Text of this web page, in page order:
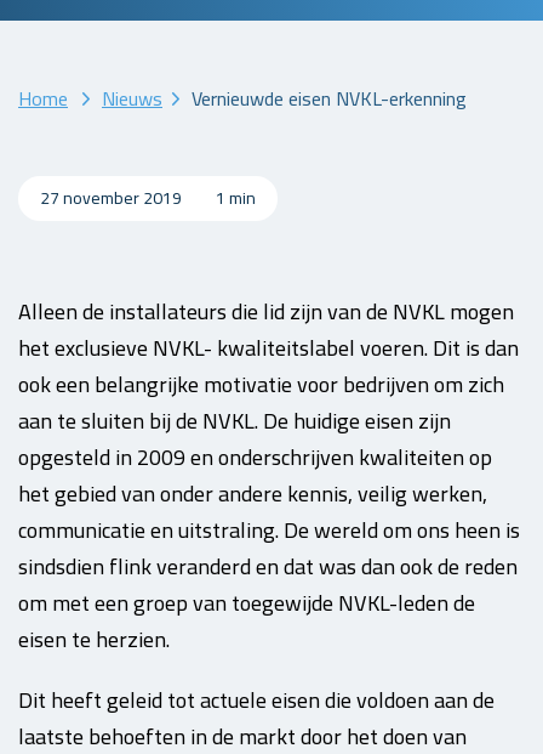
Home Nieuws Vernieuwde eisen NVKL-erkenning
27 november 2019 1 min
Alleen de installateurs die lid zijn van de NVKL mogen
het exclusieve NVKL- kwaliteitslabel voeren. Dit is dan
ook een belangrijke motivatie voor bedrijven om zich
aan te sluiten bij de NVKL. De huidige eisen zijn
opgesteld in 2009 en onderschrijven kwaliteiten op
het gebied van onder andere kennis, veilig werken,
communicatie en uitstraling. De wereld om ons heen is
sindsdien flink veranderd en dat was dan ook de reden
om met een groep van toegewijde NVKL-leden de
eisen te herzien.
Dit heeft geleid tot actuele eisen die voldoen aan de
laatste behoeften in de markt door het doen van